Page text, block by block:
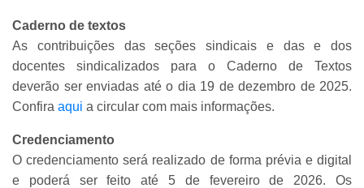
Caderno de textos
As contribuições das seções sindicais e das e dos
docentes sindicalizados para o Caderno de Textos
deverão ser enviadas até o dia 19 de dezembro de 2025.
Confira aqui a circular com mais informações.
Credenciamento
O credenciamento será realizado de forma prévia e digital
e poderá ser feito até 5 de fevereiro de 2026. Os